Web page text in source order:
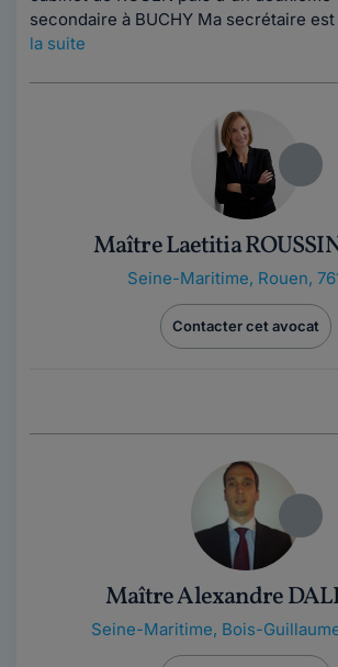
secondaire à BUCHY Ma secrétaire est
la suite
Maître Laetitia
Seine-Maritime, Rouen,
Contacter cet avocat
Maître Alexandre
Seine-Maritime, Bois-